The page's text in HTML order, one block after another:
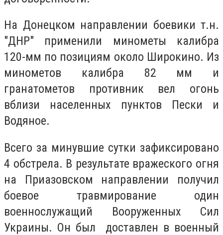
На Донецком направлении боевики т.н.
"ДНР" применили минометы калибра
120-мм по позициям около Широкино. Из
минометов калибра 82 мм и
гранатометов противник вел огонь
вблизи населенных пунктов Пески и
Водяное.
Всего за минувшие сутки зафиксировано
4 обстрела. В результате вражеского огня
на Приазовском направлении получил
боевое травмирование один
военнослужащий Вооруженных Сил
Украины. Он был доставлен в военный